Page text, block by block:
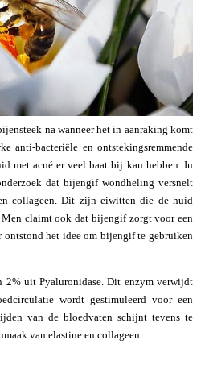
na wanneer het in aanraking komt
anti-bacteriële en ontstekingsremmende
met acné er veel baat bij kan hebben. In
dat bijengif wondheling versnelt
collageen. Dit zijn eiwitten die de huid
claimt ook dat bijengif zorgt voor een
ontstond het idee om bijengif te gebruiken
2% uitPyaluronidase. Dit enzym verwijdt
wordt gestimuleerd voor een
van de bloedvaten schijnt tevens te
van elastine en collageen.